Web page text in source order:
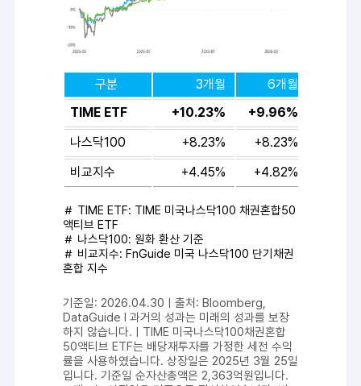
구분 3개월 6개월
TIME ETF
+10.23% +9.96%
나스닥100
+8.23% +8.23%
비교지수
+4.45% +4.82%
＃ TIME ETF: TIME 미국나스닥100 채권혼합50
액티브 ETF
＃ 나스닥100: 원화 환산 기준
＃ 비교지수: FnGuide 미국 나스닥100 단기채권
혼합 지수
기준일: 2026.04.30 ㅣ 출처: Bloomberg,
DataGuide l 과거의 성과는 미래의 성과를 보장
하지 않습니다. ㅣ TIME 미국나스닥100채권혼합
50액티브 ETF는 배당재투자를 가정한 세전 수익
률을 사용하였습니다. 상장일은 2025년 3월 25일
입니다. 기준일 순자산총액은 2,363억원입니다.